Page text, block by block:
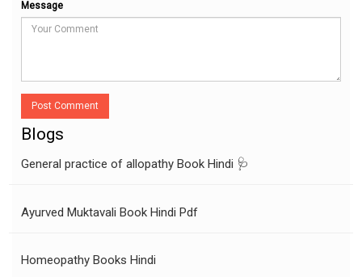
Message
Post Comment
Blogs
General practice of allopathy Book Hindi 🩺
Ayurved Muktavali Book Hindi Pdf
Homeopathy Books Hindi